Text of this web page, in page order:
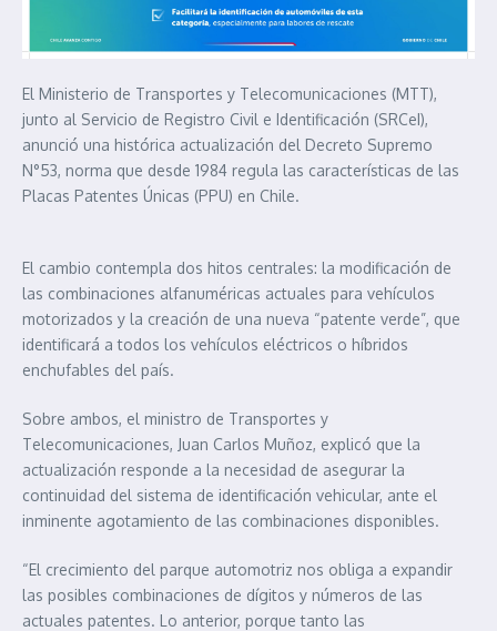
El Ministerio de Transportes y Telecomunicaciones (MTT),
junto al Servicio de Registro Civil e Identificación (SRCeI),
anunció una histórica actualización del Decreto Supremo
N°53, norma que desde 1984 regula las características de las
Placas Patentes Únicas (PPU) en Chile.
El cambio contempla dos hitos centrales: la modificación de
las combinaciones alfanuméricas actuales para vehículos
motorizados y la creación de una nueva “patente verde”, que
identificará a todos los vehículos eléctricos o híbridos
enchufables del país.
Sobre ambos, el ministro de Transportes y
Telecomunicaciones, Juan Carlos Muñoz, explicó que la
actualización responde a la necesidad de asegurar la
continuidad del sistema de identificación vehicular, ante el
inminente agotamiento de las combinaciones disponibles.
“El crecimiento del parque automotriz nos obliga a expandir
las posibles combinaciones de dígitos y números de las
actuales patentes. Lo anterior, porque tanto las